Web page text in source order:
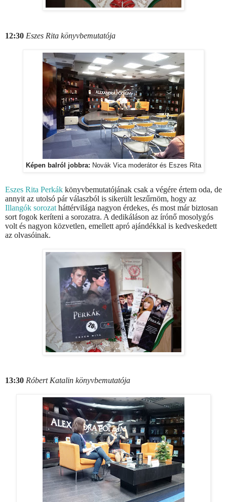
12:30 Eszes Rita könyvbemutatója
Képen balról jobbra: Novák Vica moderátor és Eszes Rita
Eszes Rita Perkák könyvbemutatójának csak a végére értem oda, de
annyit az utolsó pár válaszból is sikerült leszűrnöm, hogy az
Illangók sorozatháttérvilága nagyon érdekes, és most már biztosan
sort fogok keríteni a sorozatra. A dedikáláson az írónő mosolygós
volt és nagyon közvetlen, emellett apró ajándékkal is kedveskedett
az olvasóinak.
13:30 Róbert Katalin könyvbemutatója